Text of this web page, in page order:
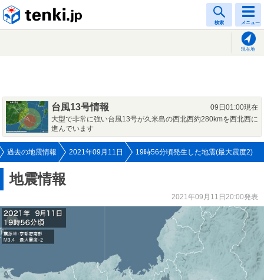
検索 メニュー
現在地
台風13号情報
09日01:00現在
大型で非常に強い台風13号が久米島の西北西約280kmを西北西に
進んでいます
過去の地震情報 2021年09月11日 19時56分頃発生した地震(最大震度2)
地震情報
2021年09月11日20:00発表